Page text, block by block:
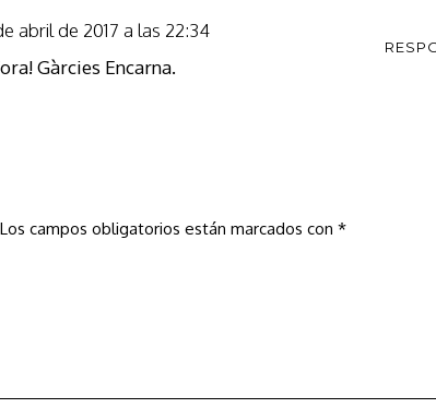
abril de 2017 a las 22:34
Gàrcies Encarna.
Los campos obligatorios están marcados con*